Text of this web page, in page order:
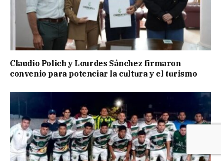
Claudio Polich y Lourdes Sánchez firmaron
convenio para potenciar la cultura y el turismo